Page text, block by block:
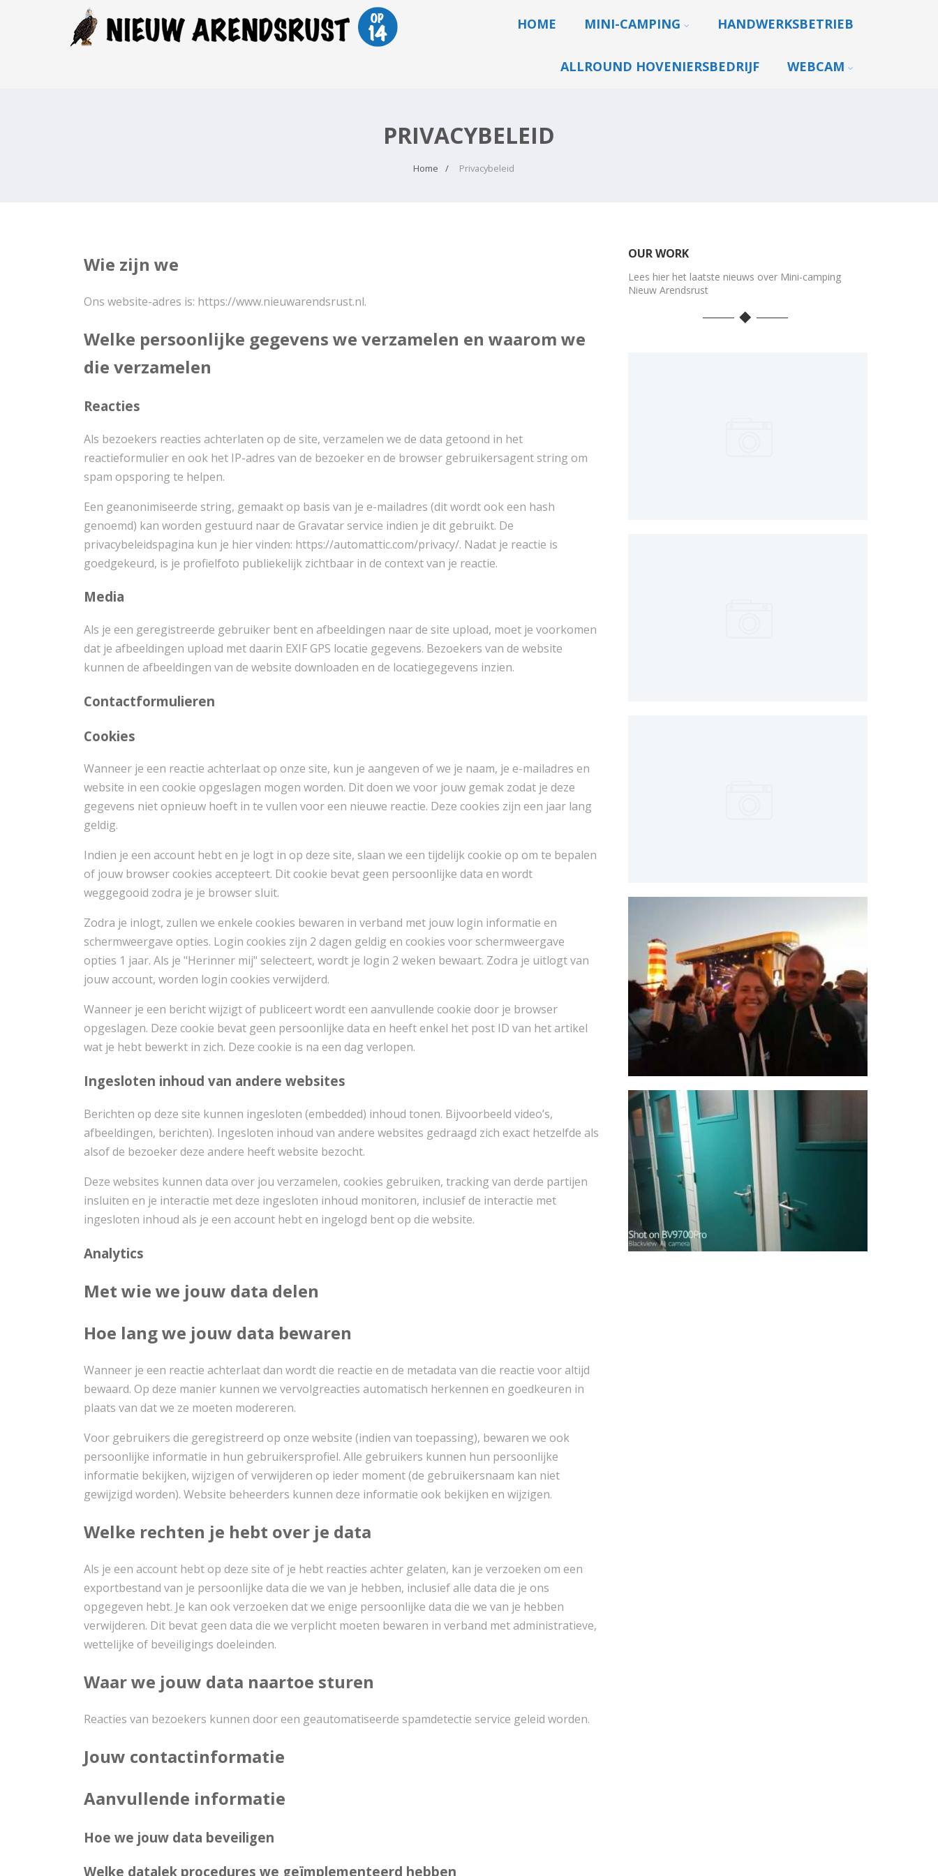
HOME MINI-CAMPING HANDWERKSBETRIEB
ALLROUND HOVENIERSBEDRIJF WEBCAM
PRIVACYBELEID
Home Privacybeleid
Wie zijn we
Ons website-adres is: https://www.nieuwarendsrust.nl.
Welke persoonlijke gegevens we verzamelen en waarom we
die verzamelen
Reacties
Als bezoekers reacties achterlaten op de site, verzamelen we de data getoond in het
reactieformulier en ook het IP-adres van de bezoeker en de browser gebruikersagent string om
spam opsporing te helpen.
Een geanonimiseerde string, gemaakt op basis van je e-mailadres (dit wordt ook een hash
genoemd) kan worden gestuurd naar de Gravatar service indien je dit gebruikt. De
privacybeleidspagina kun je hier vinden: https://automattic.com/privacy/. Nadat je reactie is
goedgekeurd, is je profielfoto publiekelijk zichtbaar in de context van je reactie.
Media
Als je een geregistreerde gebruiker bent en afbeeldingen naar de site upload, moet je voorkomen
dat je afbeeldingen upload met daarin EXIF GPS locatie gegevens. Bezoekers van de website
kunnen de afbeeldingen van de website downloaden en de locatiegegevens inzien.
Contactformulieren
Cookies
Wanneer je een reactie achterlaat op onze site, kun je aangeven of we je naam, je e-mailadres en
website in een cookie opgeslagen mogen worden. Dit doen we voor jouw gemak zodat je deze
gegevens niet opnieuw hoeft in te vullen voor een nieuwe reactie. Deze cookies zijn een jaar lang
geldig.
Indien je een account hebt en je logt in op deze site, slaan we een tijdelijk cookie op om te bepalen
of jouw browser cookies accepteert. Dit cookie bevat geen persoonlijke data en wordt
weggegooid zodra je je browser sluit.
Zodra je inlogt, zullen we enkele cookies bewaren in verband met jouw login informatie en
schermweergave opties. Login cookies zijn 2 dagen geldig en cookies voor schermweergave
opties 1 jaar. Als je "Herinner mij" selecteert, wordt je login 2 weken bewaart. Zodra je uitlogt van
jouw account, worden login cookies verwijderd.
Wanneer je een bericht wijzigt of publiceert wordt een aanvullende cookie door je browser
opgeslagen. Deze cookie bevat geen persoonlijke data en heeft enkel het post ID van het artikel
wat je hebt bewerkt in zich. Deze cookie is na een dag verlopen.
Ingesloten inhoud van andere websites
Berichten op deze site kunnen ingesloten (embedded) inhoud tonen. Bijvoorbeeld video’s,
afbeeldingen, berichten). Ingesloten inhoud van andere websites gedraagd zich exact hetzelfde als
alsof de bezoeker deze andere heeft website bezocht.
Deze websites kunnen data over jou verzamelen, cookies gebruiken, tracking van derde partijen
insluiten en je interactie met deze ingesloten inhoud monitoren, inclusief de interactie met
ingesloten inhoud als je een account hebt en ingelogd bent op die website.
Analytics
Met wie we jouw data delen
Hoe lang we jouw data bewaren
Wanneer je een reactie achterlaat dan wordt die reactie en de metadata van die reactie voor altijd
bewaard. Op deze manier kunnen we vervolgreacties automatisch herkennen en goedkeuren in
plaats van dat we ze moeten modereren.
Voor gebruikers die geregistreerd op onze website (indien van toepassing), bewaren we ook
persoonlijke informatie in hun gebruikersprofiel. Alle gebruikers kunnen hun persoonlijke
informatie bekijken, wijzigen of verwijderen op ieder moment (de gebruikersnaam kan niet
gewijzigd worden). Website beheerders kunnen deze informatie ook bekijken en wijzigen.
Welke rechten je hebt over je data
Als je een account hebt op deze site of je hebt reacties achter gelaten, kan je verzoeken om een
exportbestand van je persoonlijke data die we van je hebben, inclusief alle data die je ons
opgegeven hebt. Je kan ook verzoeken dat we enige persoonlijke data die we van je hebben
verwijderen. Dit bevat geen data die we verplicht moeten bewaren in verband met administratieve,
wettelijke of beveiligings doeleinden.
Waar we jouw data naartoe sturen
Reacties van bezoekers kunnen door een geautomatiseerde spamdetectie service geleid worden.
Jouw contactinformatie
Aanvullende informatie
Hoe we jouw data beveiligen
Welke datalek procedures we geïmplementeerd hebben
OUR WORK
Lees hier het laatste nieuws over Mini-camping
Nieuw Arendsrust